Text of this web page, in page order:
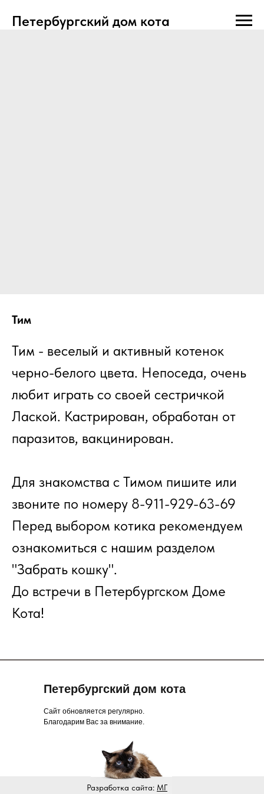
Петербургский дом кота
Тим
Тим - веселый и активный котенок
черно-белого цвета. Непоседа, очень
любит играть со своей сестричкой
Лаской. Кастрирован, обработан от
паразитов, вакцинирован.
Для знакомства с Тимом пишите или
звоните по номеру 8-911-929-63-69
Перед выбором котика рекомендуем
ознакомиться с нашим разделом
"Забрать кошку".
До встречи в Петербургском Доме
Кота!
Петербургский дом кота
Сайт обновляется регулярно.
Благодарим Вас за внимание.
Разработка сайта: МГ